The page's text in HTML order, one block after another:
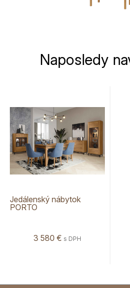
Naposledy
Jedálenský nábytok
PORTO
3 580 € s DPH